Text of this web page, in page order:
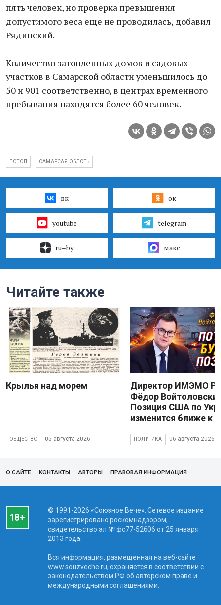
пять человек, но проверка превышения
допустимого веса еще не проводилась, добавил
Рядинский.
Количество затопленных домов и садовых
участков в Самарской области уменьшилось до
50 и 901 соответственно, в центрах временного
пребывания находятся более 60 человек.
ПОТОП САМАРСАЯ ОБЛСТЬ
вк ок
youtube telegram
ru–by макс
Читайте также
Крылья над морем
ОБЩЕСТВО 05 августа 2026
Директор ИМЭМО
Фёдор
Позиция США по
изменится ближе к
ПОЛИТИКА 06 августа 2026
О САЙТЕ КОНТАКТЫ АВТОРЫ ПРАВОВАЯ ИНФОРМАЦИЯ
© 1991-2026 «Союзное Вече». Сетевое издание
зарегистрировано роскомнадзором,
свидетельство эл № фc77-52606 от 25 января
2013 года.
Вся информация, размещенная на веб-сайте
www.souzveche.ru, охраняется в соответствии с
законодательством РФ об авторском праве и
международными соглашениями.